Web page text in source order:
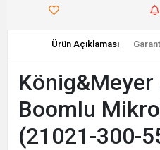
Ürün Açıklaması
Boomlu
(21021-300-